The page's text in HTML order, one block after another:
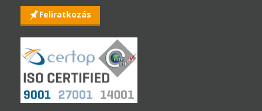
Feliratkozás